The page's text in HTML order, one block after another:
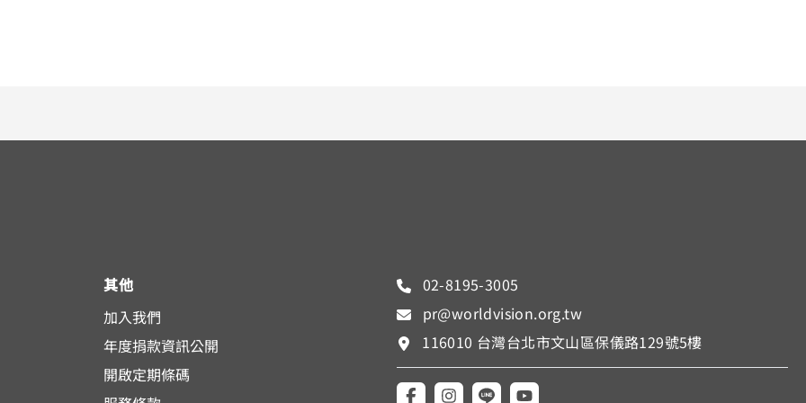
其他
加入我們
年度捐款資訊公開
開啟定期條碼
02-8195-3005
pr@worldvision.org.tw
116010 台灣台北市文山區保儀路129號5樓